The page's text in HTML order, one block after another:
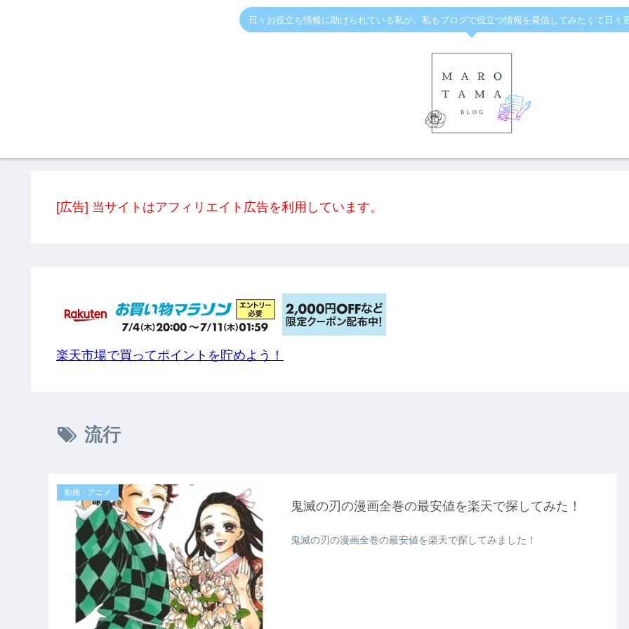
日々お役立ち情報に助けられている私が、私もブログで役立つ情報を発信してみたくて日々
[広告] 当サイトはアフィリエイト広告を利用しています。
楽天市場で買ってポイントを貯めよう！
流行
動画・アニメ
鬼滅の刃の漫画全巻の最安値を楽天で探してみた！
鬼滅の刃の漫画全巻の最安値を楽天で探してみました！